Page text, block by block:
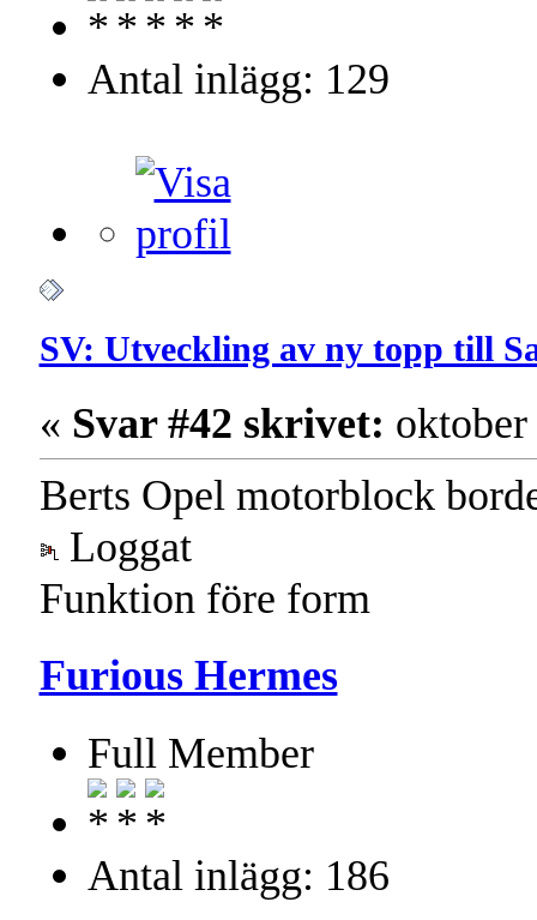
Antal inlägg: 129
SV: Utveckling av ny topp till
« Svar #42 skrivet:
Berts Opel motorblock
Loggat
Funktion före form
Furious Hermes
Full Member
Antal inlägg: 186